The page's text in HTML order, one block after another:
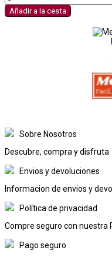
Añadir a la cesta
Sobre Nosotros
Descubre, compra y disfruta
Envios y devoluciones
Informacion de envios y
Política de privacidad
Compre seguro con nuestra
Pago seguro